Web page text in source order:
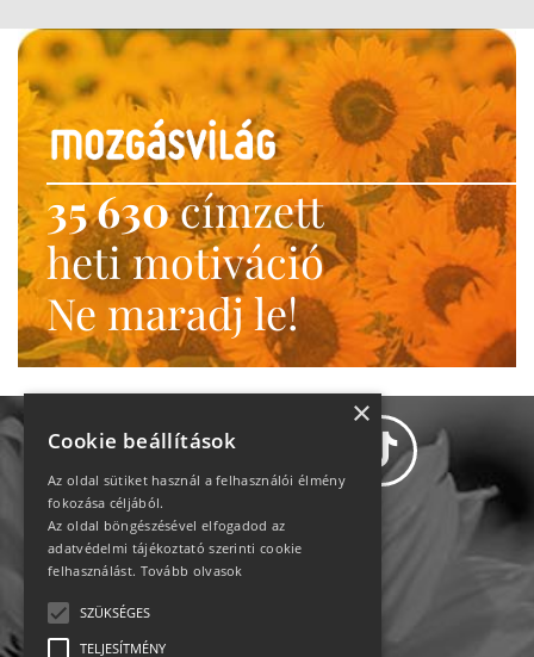
35 630címzett
heti motiváció
Ne maradj le!
Adatvédelem
×
Cookie beállítások
Az oldal sütiket használ a felhasználói élmény
fokozása céljából.
Az oldal böngészésével elfogadod az
adatvédelmi tájékoztató szerinti cookie
felhasználást. Tovább olvasok
SZÜKSÉGES
TELJESÍTMÉNY